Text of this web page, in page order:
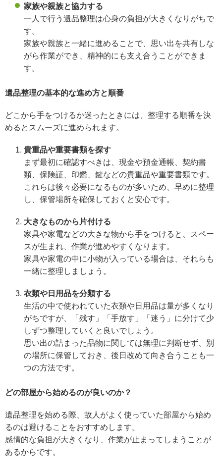
家族や親族と協力する
一人で行う遺品整理は心身の負担が大きくなりがちで
す。
家族や親族と一緒に進めることで、思い出を共有しな
がら作業ができ、精神的にも支え合うことができま
す。
遺品整理の基本的な進め方と順番
どこから手をつけるか迷ったときには、整理する順番を決
めるとスムーズに進められます。
貴重品や重要書類を探す
まず最初に確認すべきは、現金や預金通帳、契約書
類、保険証、印鑑、鍵などの貴重品や重要書類です。
これらは後々必要になるものが多いため、早めに整理
し、保管場所を確保しておくと安心です。
大きなものから片付ける
家具や家電などの大きな物から手をつけると、スペー
スが生まれ、作業が進めやすくなります。
家具や家電の中に小物が入っている場合は、それらも
一緒に整理しましょう。
衣類や日用品を分類する
生活の中で使われていた衣類や日用品は量が多くなり
がちですが、「残す」「手放す」「迷う」に分けて少
しずつ整理していくと良いでしょう。
思い出の詰まった品物に関しては無理に判断せず、別
の場所に保管しておき、後日改めて向き合うことも一
つの方法です。
どの部屋から始めるのが良いのか？
遺品整理を始める際、故人がよく使っていた部屋から始め
るのは避けることをおすすめします。
感情的な負担が大きくなり、作業が止まってしまうことが
あるからです。